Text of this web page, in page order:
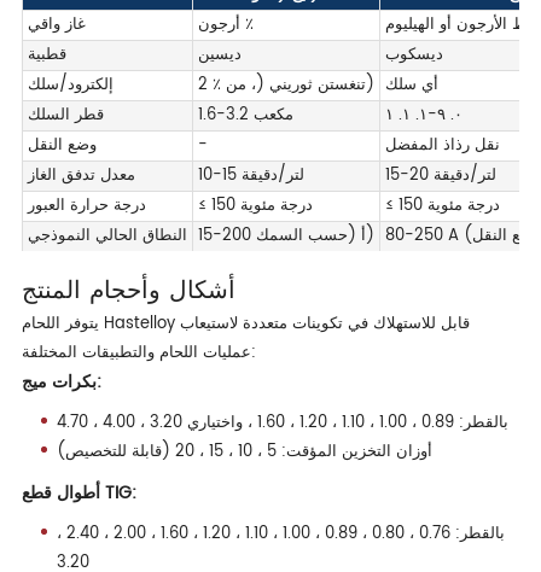
غاز واقي
أرجون ٪
الأرجون أو الهيليوم
قطبية
ديسين
ديسكوب
إلكترود/سلك
2 ٪ تنغستن ثوريني (، من) أي سلك
قطر السلك
1.6-3.2 مكعب
٠. ٩-١. ١. ١
وضع النقل
-
نقل رذاذ المفضل
معدل تدفق الغاز
10-15 لتر/دقيقة
15-20 لتر/دقيقة
درجة حرارة العبور
≤ 150 درجة مئوية
≤ 150 درجة مئوية
النطاق الحالي النموذجي
15-200 أ (حسب السمك)
أشكال وأحجام المنتج
يتوفر اللحام Hastelloy قابل للاستهلاك في تكوينات متعددة لاستيعاب
عمليات اللحام والتطبيقات المختلفة:
بكرات ميج:
بالقطر: 0.89 ، 1.00 ، 1.10 ، 1.20 ، 1.60 ، واختياري 3.20 ، 4.00 ، 4.70
أوزان التخزين المؤقت: 5 ، 10 ، 15 ، 20 (قابلة للتخصيص)
أطوال قطع TIG:
بالقطر: 0.76 ، 0.80 ، 0.89 ، 1.00 ، 1.10 ، 1.20 ، 1.60 ، 2.00 ، 2.40 ،
3.20